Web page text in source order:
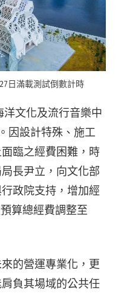
日滿載測試倒數計時
洋文化及流行音樂中
因設計特殊、施工
臨之經費困難，時
長尹立，向文化部
政院支持，增加經
算總經費調整至
的營運專業化，更
負其場域的公共任